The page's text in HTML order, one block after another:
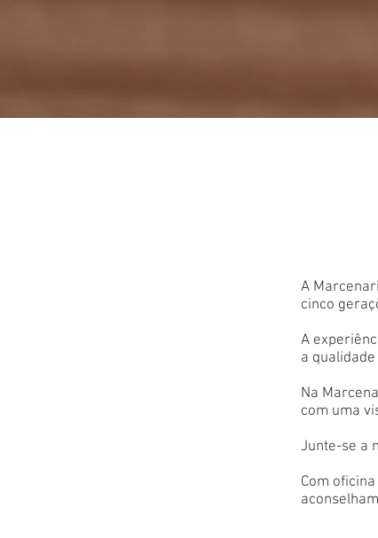
A
cinco
A
a
Na
com uma
Junte-se a
Com